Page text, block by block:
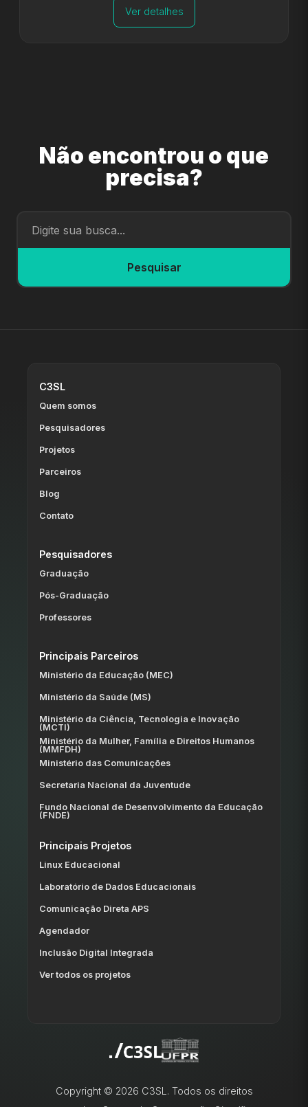
Ver detalhes
Não encontrou o que
precisa?
Pesquisar
C3SL
Quem somos
Pesquisadores
Projetos
Parceiros
Blog
Contato
Pesquisadores
Graduação
Pós-Graduação
Professores
Principais Parceiros
Ministério da Educação (MEC)
Ministério da Saúde (MS)
Ministério da Ciência, Tecnologia e Inovação
(MCTI)
Ministério da Mulher, Família e Direitos Humanos
(MMFDH)
Ministério das Comunicações
Secretaria Nacional da Juventude
Fundo Nacional de Desenvolvimento da Educação
(FNDE)
Principais Projetos
Linux Educacional
Laboratório de Dados Educacionais
Comunicação Direta APS
Agendador
Inclusão Digital Integrada
Ver todos os projetos
Copyright © 2026 C3SL. Todos os direitos